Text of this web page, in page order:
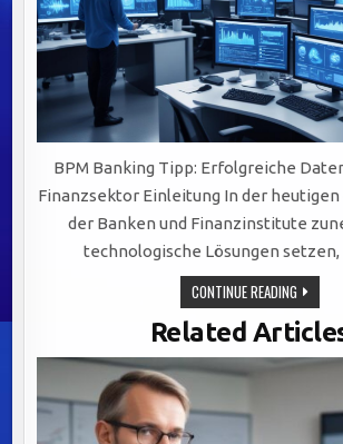
BPM Banking Tipp: Erfolgreiche
Finanzsektor Einleitung In der heutigen
der Banken und Finanzinstitute
technologische Lösungen
CONTINUE READING
IM
UND
Related